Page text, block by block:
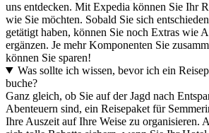
uns entdecken. Mit Expedia können Sie Ihr
wie Sie möchten. Sobald Sie sich
getätigt haben, können Sie noch Extras wie
ergänzen. Je mehr Komponenten Sie
können Sie sparen!
Was sollte ich wissen, bevor ich ein
buche?
Ganz gleich, ob Sie auf der Jagd nach
Abenteuern sind, ein Reisepaket für
Ihre Auszeit auf Ihre Weise zu organisieren.